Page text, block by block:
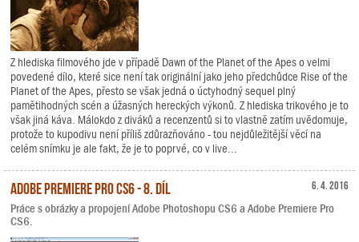
Z hlediska filmového jde v případě Dawn of the Planet of the Apes o velmi
povedené dílo, které sice není tak originální jako jeho předchůdce Rise of the
Planet of the Apes, přesto se však jedná o úctyhodný sequel plný
pamětihodných scén a úžasných hereckých výkonů. Z hlediska trikového je to
však jiná káva. Málokdo z diváků a recenzentů si to vlastně zatím uvědomuje,
protože to kupodivu není příliš zdůrazňováno - tou nejdůležitější věcí na
celém snímku je ale fakt, že je to poprvé, co v live...
6. 4. 2016
Adobe Premiere Pro CS6 - 8. díl
Práce s obrázky a propojení Adobe Photoshopu CS6 a Adobe Premiere Pro
CS6.